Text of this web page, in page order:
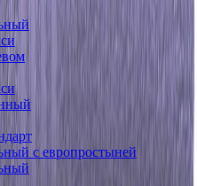
с европростыней